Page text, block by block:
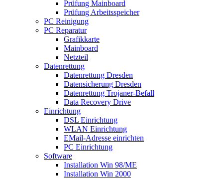
Prüfung Mainboard
Prüfung Arbeitsspeicher
PC Reinigung
PC Reparatur
Grafikkarte
Mainboard
Netzteil
Datenrettung
Datenrettung Dresden
Datensicherung Dresden
Datenrettung Trojaner-Befall
Data Recovery Drive
Einrichtung
DSL Einrichtung
WLAN Einrichtung
EMail-Adresse einrichten
PC Einrichtung
Software
Installation Win 98/ME
Installation Win 2000